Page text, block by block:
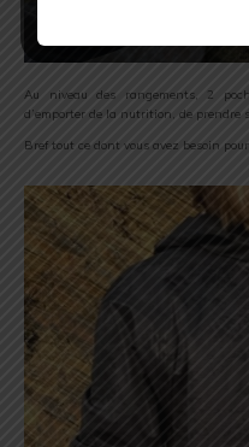
Au niveau des rangements, 2
d’emporter de la nutrition, de prendre
Bref tout ce dont vous avez besoin